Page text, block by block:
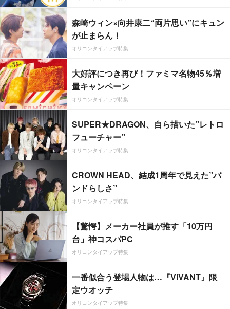
森崎ウィン×向井康二“両片思い”にキュン
が止まらん！
オリコンタイアップ特集
大好評につき再び！ファミマ名物45％増
量キャンペーン
オリコンタイアップ特集
SUPER★DRAGON、自ら描いた”レトロ
フューチャー”
オリコンタイアップ特集
CROWN HEAD、結成1周年で見えた”バ
ンドらしさ”
オリコンタイアップ特集
【驚愕】メーカー社員が推す「10万円
台」神コスパPC
オリコンタイアップ特集
一番似合う登場人物は…『VIVANT』限
定ウオッチ
オリコンタイアップ特集